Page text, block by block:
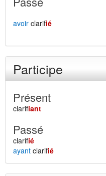
avoir clarifié
Participe
Présent
clarifiant
Passé
clarifié
ayant clarifié